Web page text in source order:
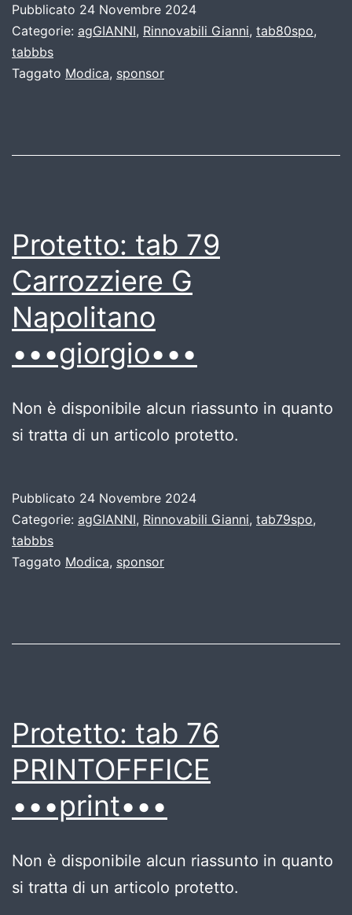
Pubblicato 24 Novembre 2024
Categorie: agGIANNI, Rinnovabili Gianni, tab80spo,
tabbbs
Taggato Modica, sponsor
Protetto: tab 79
Carrozziere G
Napolitano
•••giorgio•••
Non è disponibile alcun riassunto in quanto
si tratta di un articolo protetto.
Pubblicato 24 Novembre 2024
Categorie: agGIANNI, Rinnovabili Gianni, tab79spo,
tabbbs
Taggato Modica, sponsor
Protetto: tab 76
PRINTOFFFICE
•••print•••
Non è disponibile alcun riassunto in quanto
si tratta di un articolo protetto.